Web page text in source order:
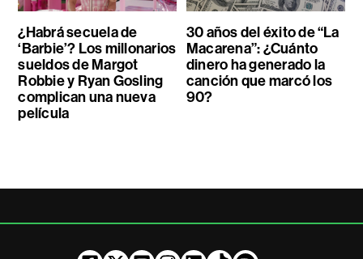
¿Habrá secuela de
‘Barbie’? Los millonarios
sueldos de Margot
Robbie y Ryan Gosling
complican una nueva
película
30 años del éxito de “La
Macarena”: ¿Cuánto
dinero ha generado la
canción que marcó los
90?